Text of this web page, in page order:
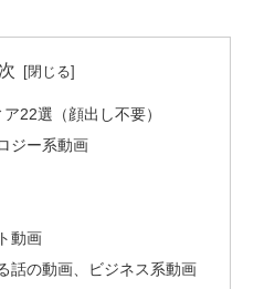
22選（顔出し不要）
ジー系動画
動画
話の動画、ビジネス系動画